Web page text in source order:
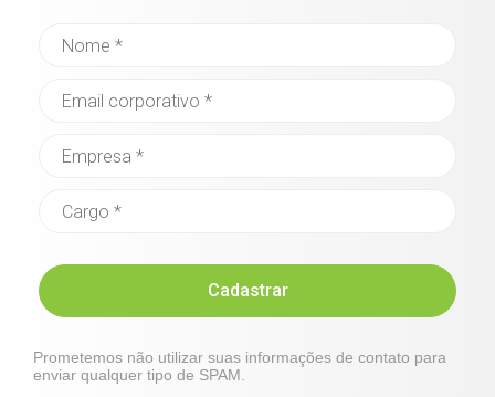
Cadastrar
Prometemos não utilizar suas informações de contato para
enviar qualquer tipo de SPAM.